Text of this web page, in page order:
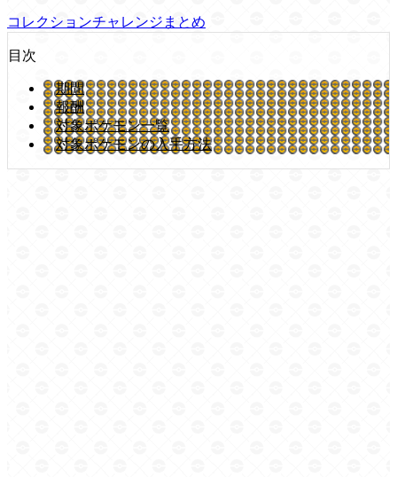
コレクションチャレンジまとめ
目次
期間
報酬
対象ポケモン一覧
対象ポケモンの入手方法